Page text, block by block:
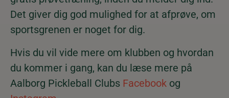
Det giver dig god mulighed for at afprøve, om
sportsgrenen er noget for dig.
Hvis du vil vide mere om klubben og hvordan
du kommer i gang, kan du læse mere på
Aalborg Pickleball Clubs Facebook og